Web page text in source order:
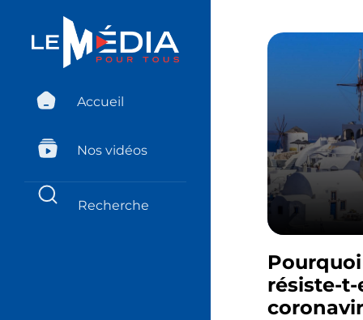
Accueil
Nos vidéos
résiste-t-